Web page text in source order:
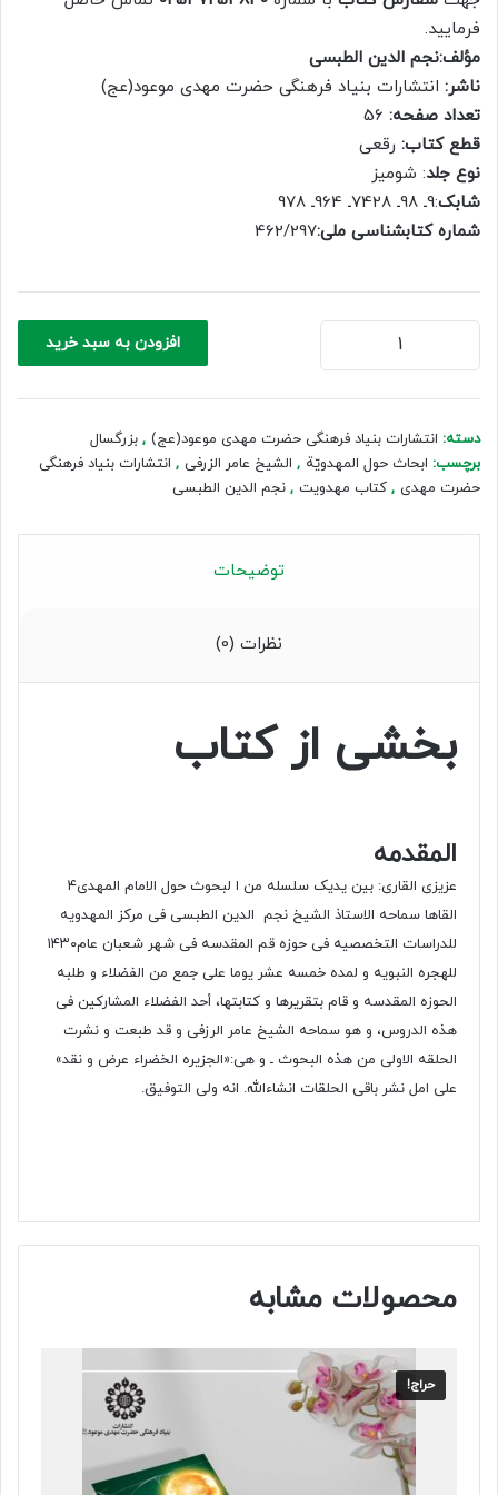
200,000 ریال.
140,000 ریال.
فرمایید.
مؤلف:نجم الدين الطبسى
ناشر: انتشارات بنیاد فرهنگی حضرت مهدی موعود(عج)
تعداد صفحه:
قطع کتاب: رقعی
نوع جلد: شومیز
شابک:9ـ 98ـ 7428ـ 964ـ 978
شماره کتابشناسی ملی:462/297
ابحاث
المهدويّة
(عربی)
افزودن به سبد خرید
دسته: انتشارات بنیاد فرهنگی حضرت مهدی موعود(عج) , بزرگسال
برچسب: ابحاث حول المهدويّة , الشيخ عامر الزرﻓﻰ , انتشارات بنیاد فرهنگی
حضرت مهدی , کتاب مهدویت , نجم الدين الطبسى
توضیحات
نظرات (0)
بخشی از کتاب
المقدمه
عزیزی القاری: بین یدیک سلسله من ا لبحوث حول الامام المهدی۴
القاها سماحه الاستاذ الشیخ نجم الدین الطبسی فی مرکز المهدویه
للدراسات التخصصیه فی حوزه قم المقدسه فی شهر شعبان عام۱۴۳۰
للهجره النبویه و لمده خمسه عشر یوما علی جمع من الفضلاء و طلبه
الحوزه المقدسه و قام بتقریرها و کتابتها، أحد الفضلاء المشارکین فی
هذه الدروس، و هو سماحه الشیخ عامر الرزفی و قد طبعت و نشرت
الحلقه الاولی من هذه البحوث ـ و هی:«الجزیره الخضراء عرض و نقد»
علی امل نشر باقی الحلقات انشاءالله. انه ولی التوفیق.
محصولات مشابه
حراج!